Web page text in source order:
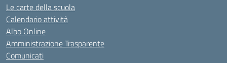
Le carte della scuola
Calendario attività
Albo Online
Amministrazione Trasparente
Comunicati